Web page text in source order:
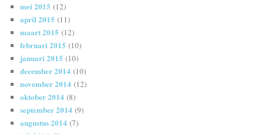
mei 2015 (12)
april 2015 (11)
maart 2015 (12)
februari 2015 (10)
januari 2015 (10)
december 2014 (10)
november 2014 (12)
oktober 2014 (8)
september 2014 (9)
augustus 2014 (7)